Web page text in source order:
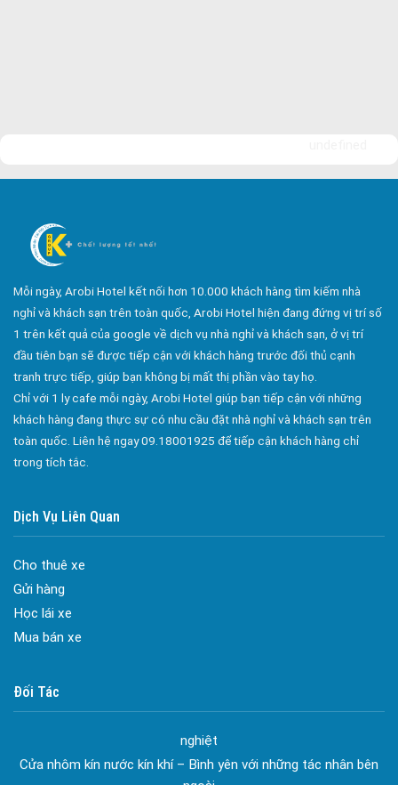
Mỗi ngày, Arobi Hotel kết nối hơn 10.000 khách hàng tìm kiếm nhà
nghỉ và khách sạn trên toàn quốc, Arobi Hotel hiện đang đứng vị trí số
1 trên kết quả của google về dịch vụ nhà nghỉ và khách sạn, ở vị trí
đầu tiên bạn sẽ được tiếp cận với khách hàng trước đối thủ cạnh
tranh trực tiếp, giúp bạn không bị mất thị phần vào tay họ.
Chỉ với 1 ly cafe mỗi ngày, Arobi Hotel giúp bạn tiếp cận với những
khách hàng đang thực sự có nhu cầu đặt nhà nghỉ và khách sạn trên
toàn quốc. Liên hệ ngay 09.18001925 để tiếp cận khách hàng chỉ
trong tích tắc.
Dịch Vụ Liên Quan
Cho thuê xe
Gửi hàng
Học lái xe
Mua bán xe
Đối TácĐa dạng màu sắc cửa nhôm – Tối ưu màu sắc Kiến Trúc
Cửa nhôm chống gió mưa – Hiên ngang giữa thời tiết khắc
nghiệt
Cửa nhôm kín nước kín khí – Bình yên với những tác nhân bên
ngoài